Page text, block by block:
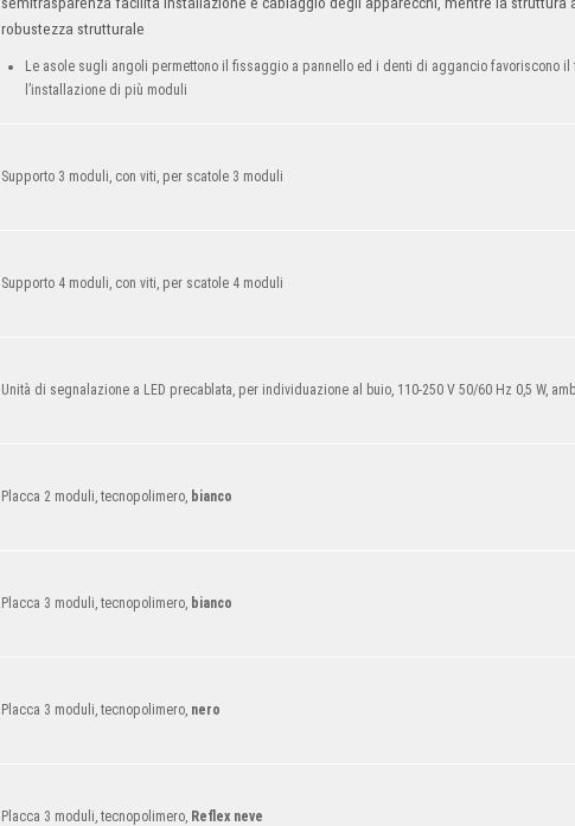
robustezza strutturale
Le asole sugli angoli permettono il fissaggio a pannello ed i denti di aggancio favoriscono
l’installazione di più moduli
Supporto 3 moduli, con viti, per scatole 3 moduli
Supporto 4 moduli, con viti, per scatole 4 moduli
Unità di segnalazione a LED precablata, per individuazione al buio, 110-250 V 50/60 Hz 0,5 W,
Placca 2 moduli, tecnopolimero, bianco
Placca 3 moduli, tecnopolimero, bianco
Placca 3 moduli, tecnopolimero, nero
Placca 3 moduli, tecnopolimero, Reflex neve